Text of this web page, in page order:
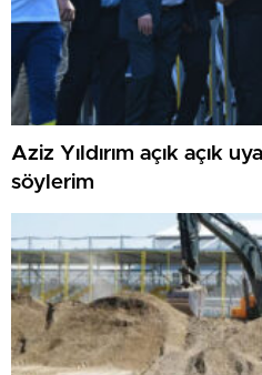
Aziz Yıldırım açık açık
söylerim